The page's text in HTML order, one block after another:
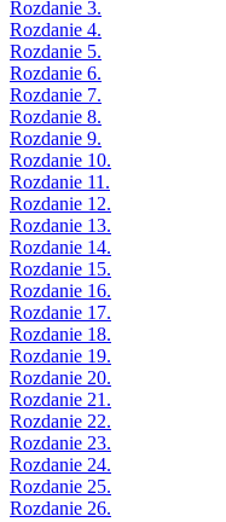
Rozdanie 3.
Rozdanie 4.
Rozdanie 5.
Rozdanie 6.
Rozdanie 7.
Rozdanie 8.
Rozdanie 9.
Rozdanie 10.
Rozdanie 11.
Rozdanie 12.
Rozdanie 13.
Rozdanie 14.
Rozdanie 15.
Rozdanie 16.
Rozdanie 17.
Rozdanie 18.
Rozdanie 19.
Rozdanie 20.
Rozdanie 21.
Rozdanie 22.
Rozdanie 23.
Rozdanie 24.
Rozdanie 25.
Rozdanie 26.